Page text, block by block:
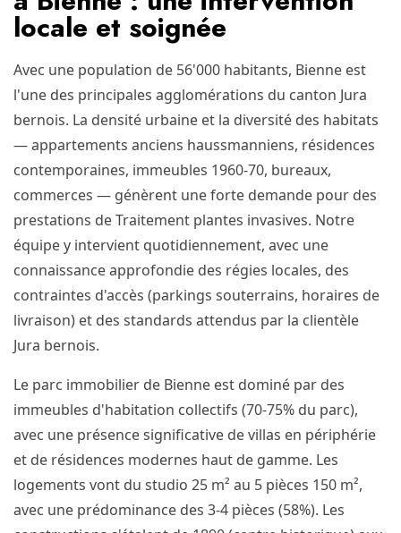
locale et soignée
Avec une population de 56'000 habitants, Bienne est
l'une des principales agglomérations du canton Jura
bernois. La densité urbaine et la diversité des habitats
— appartements anciens haussmanniens, résidences
contemporaines, immeubles 1960-70, bureaux,
commerces — génèrent une forte demande pour des
prestations de Traitement plantes invasives. Notre
équipe y intervient quotidiennement, avec une
connaissance approfondie des régies locales, des
contraintes d'accès (parkings souterrains, horaires de
livraison) et des standards attendus par la clientèle
Jura bernois.
Le parc immobilier de Bienne est dominé par des
immeubles d'habitation collectifs (70-75% du parc),
avec une présence significative de villas en périphérie
et de résidences modernes haut de gamme. Les
logements vont du studio 25 m² au 5 pièces 150 m²,
avec une prédominance des 3-4 pièces (58%). Les